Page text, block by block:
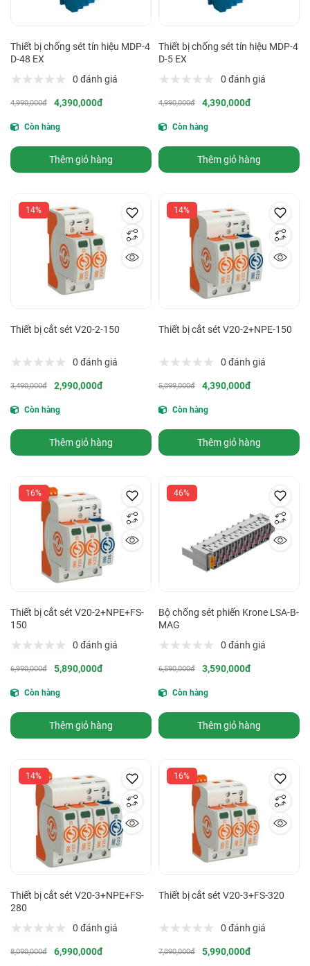
Thiết bị chống sét tín hiệu MDP-4
D-48 EX
0 đánh giá
4,990,000đ 4,390,000đ
Còn hàng
Thêm giỏ hàng
Thiết bị chống sét tín hiệu MDP-4
D-5 EX
0 đánh giá
4,990,000đ 4,390,000đ
Còn hàng
Thêm giỏ hàng
14%
Thiết bị cắt sét V20-2-150
0 đánh giá
3,490,000đ 2,990,000đ
Còn hàng
Thêm giỏ hàng
14%
Thiết bị cắt sét V20-2+NPE-150
0 đánh giá
5,099,000đ 4,390,000đ
Còn hàng
Thêm giỏ hàng
16%
Thiết bị cắt sét V20-2+NPE+FS-
150
0 đánh giá
6,990,000đ 5,890,000đ
Còn hàng
Thêm giỏ hàng
46%
Bộ chống sét phiến Krone LSA-B-
MAG
0 đánh giá
6,590,000đ 3,590,000đ
Còn hàng
Thêm giỏ hàng
14%
Thiết bị cắt sét V20-3+NPE+FS-
280
0 đánh giá
8,090,000đ 6,990,000đ
16%
Thiết bị cắt sét V20-3+FS-320
0 đánh giá
7,090,000đ 5,990,000đ